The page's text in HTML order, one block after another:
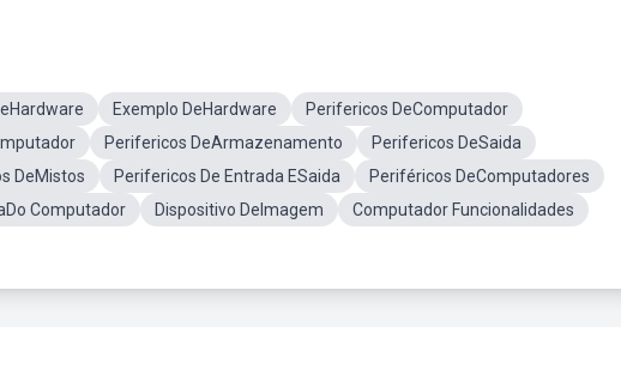
Exemplo DeHardware
Perifericos DeComputador
Perifericos DeArmazenamento
Perifericos DeSaida
DeMistos Perifericos De Entrada ESaida
Periféricos DeComputadores
Computador Dispositivo DeImagem
Computador Funcionalidades